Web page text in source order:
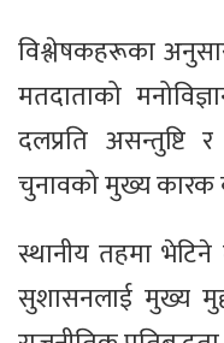
विश्लेषकहरूका
मतदाताको
दलप्रति असन्तुष्टि
चुनावको मुख्य कारक
स्थानीय तहमा
सुशासनलाई मुख्य